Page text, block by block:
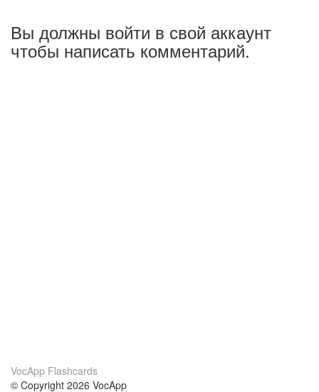
Вы должны войти в свой аккаунт
чтобы написать комментарий.
VocApp Flashcards
© Copyright 2026 VocApp